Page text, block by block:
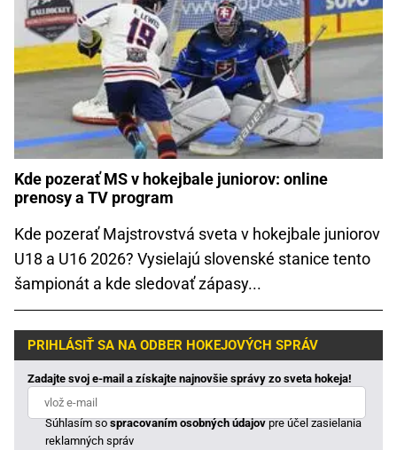
Kde pozerať MS v hokejbale juniorov: online
prenosy a TV program
Kde pozerať Majstrovstvá sveta v hokejbale juniorov
U18 a U16 2026? Vysielajú slovenské stanice tento
šampionát a kde sledovať zápasy...
PRIHLÁSIŤ SA NA ODBER HOKEJOVÝCH SPRÁV
Zadajte svoj e-mail a získajte najnovšie správy zo sveta hokeja!
Súhlasím sospracovaním osobných údajovpre účel zasielania
reklamných správ